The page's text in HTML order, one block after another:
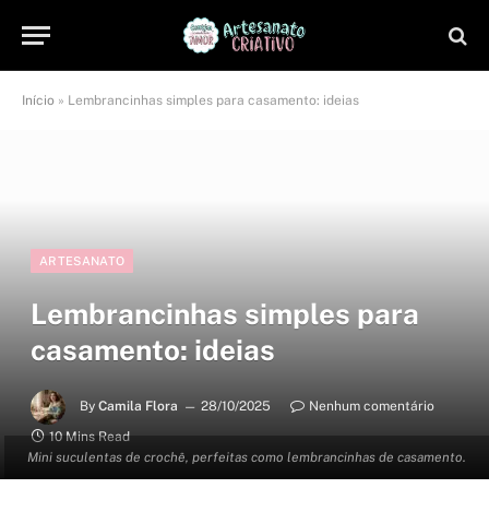
Início » Lembrancinhas simples para casamento: ideias
Mini suculentas de crochê, perfeitas como lembrancinhas de casamento.
ARTESANATO
Lembrancinhas simples para
casamento: ideias
By Camila Flora 28/10/2025
Nenhum comentário
10 Mins Read